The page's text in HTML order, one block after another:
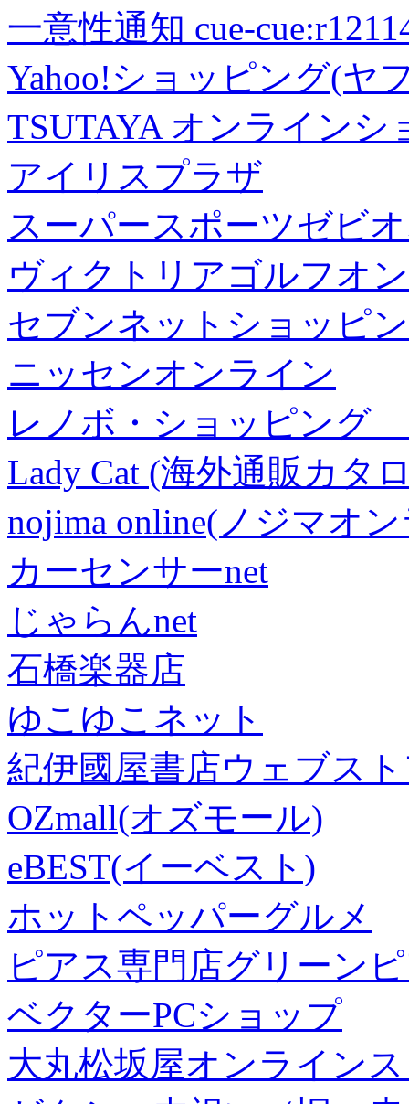
一意性通知 cue-
Yahoo!ショッピング(ヤ
TSUTAYA オンラインシ
アイリスプラザ
スーパースポーツゼビ
ヴィクトリアゴルフオ
セブンネットショッピ
ニッセンオンライン
レノボ・ショッピング
Lady Cat (海外通販カタ
nojima online(ノジマオ
カーセンサーnet
じゃらんnet
石橋楽器店
ゆこゆこネット
紀伊國屋書店ウェブス
OZmall(オズモール)
eBEST(イーベスト)
ホットペッパーグルメ
ピアス専門店グリーン
ベクターPCショップ
大丸松坂屋オンライン